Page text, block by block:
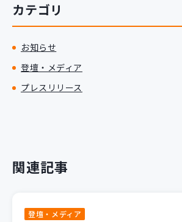
カテゴリ
お知らせ
登壇・メディア
プレスリリース
関連記事
登壇・メディア